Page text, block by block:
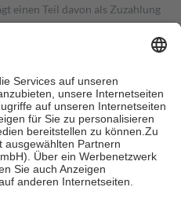
einen Teil davon als Zuzahlung
in Höhe von zehn
nie mehr als die tatsächlichen
auch für Online-Apotheken.
beträgt die
sowie zehn Euro je
für ihre eigene Gesundheit zu
der Familie zu unterstützen,